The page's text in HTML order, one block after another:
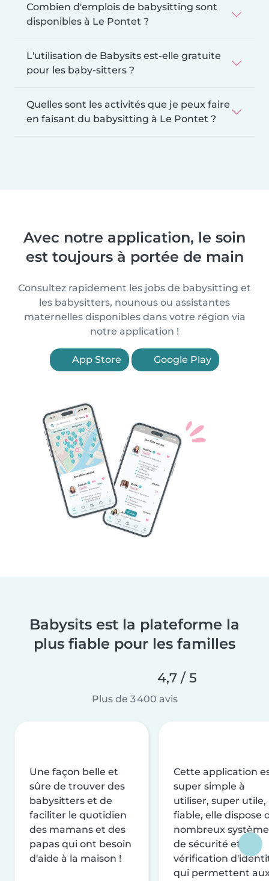
Combien d'emplois de babysitting sont
disponibles à Le Pontet ?
L'utilisation de Babysits est-elle gratuite
pour les baby-sitters ?
Quelles sont les activités que je peux faire
en faisant du babysitting à Le Pontet ?
Avec notre application, le soin
est toujours à portée de main
Consultez rapidement les jobs de babysitting et
les babysitters, nounous ou assistantes
maternelles disponibles dans votre région via
notre application !
App Store Google Play
Babysits est la plateforme la
plus fiable pour les familles
4,7 / 5
Plus de 3 400 avis
Une façon belle et
sûre de trouver des
babysitters et de
faciliter le quotidien
des mamans et des
papas qui ont besoin
d'aide à la maison !
Cette application
super simple à
utiliser, super utile,
fiable, elle dispose
nombreux
de sécurité et de
vérification
qui permettent